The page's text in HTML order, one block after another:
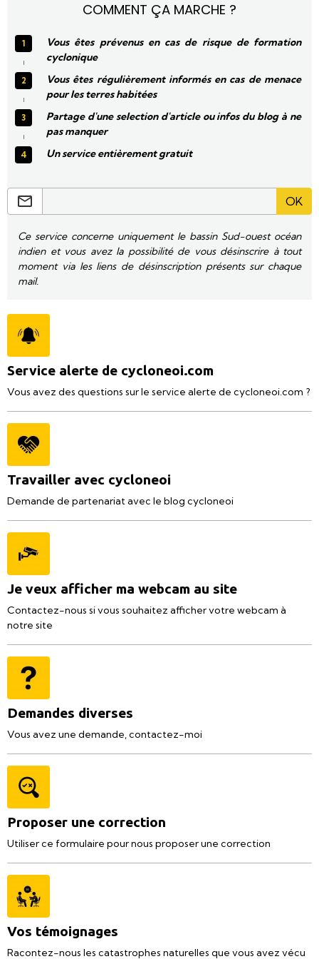
COMMENT ÇA MARCHE ?
Vous êtes prévenus en cas de risque de formation
cyclonique
Vous êtes régulièrement informés en cas de menace
pour les terres habitées
Partage d'une selection d'article ou infos du blog à ne
pas manquer
Un service entièrement gratuit
OK
Ce service concerne uniquement le bassin Sud-ouest océan
indien et vous avez la possibilité de vous désinscrire à tout
moment via les liens de désinscription présents sur chaque
mail.
Service alerte de cycloneoi.com
Vous avez des questions sur le service alerte de cycloneoi.com ?
Travailler avec cycloneoi
Demande de partenariat avec le blog cycloneoi
Je veux afficher ma webcam au site
Contactez-nous si vous souhaitez afficher votre webcam à
notre site
Demandes diverses
Vous avez une demande, contactez-moi
Proposer une correction
Utiliser ce formulaire pour nous proposer une correction
Vos témoignages
Racontez-nous les catastrophes naturelles que vous avez vécu